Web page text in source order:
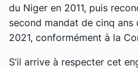
du Niger en 2011, puis
second mandat de cinq
2021, conformément à la
S’il arrive à respecter cet